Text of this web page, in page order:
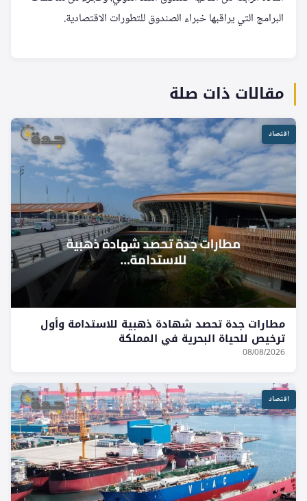
البرامج التي يراقبها خبراء الصندوق للتطورات الاقتصادية.
مقالات ذات صلة
اقتصاد
مطارات جدة تحصد شهادة ذهبية للاستدامة وأول
ترخيص للحياة البحرية في المملكة
08/08/2026
اقتصاد